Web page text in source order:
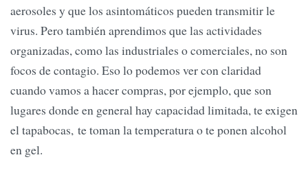
aerosoles y que los asintomáticos pueden transmitir le
virus. Pero también aprendimos que las actividades
organizadas, como las industriales o comerciales, no son
focos de contagio. Eso lo podemos ver con claridad
cuando vamos a hacer compras, por ejemplo, que son
lugares donde en general hay capacidad limitada, te exigen
el tapabocas, te toman la temperatura o te ponen alcohol
en gel.